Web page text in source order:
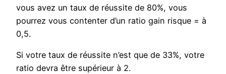
vous avez un taux de réussite de 80%, vous
pourrez vous contenter d’un ratio gain risque = à
0,5.
Si votre taux de réussite n’est que de 33%, votre
ratio devra être supérieur à 2.